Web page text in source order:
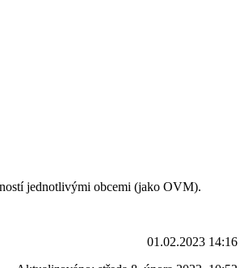
jednotlivými obcemi (jako OVM).
01.02.2023 14:16